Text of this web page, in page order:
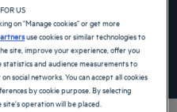
HOTEL
US
on "Manage cookies" or get more
use cookies or similar technologies to
site, improve your experience, offer you
and audience measurements to
social networks. You can accept all cookies
by cookie purpose. By selecting
site's operation will be placed.